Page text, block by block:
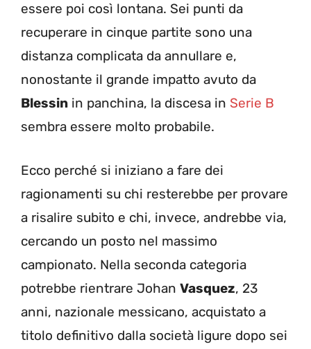
essere poi così lontana. Sei punti da
recuperare in cinque partite sono una
distanza complicata da annullare e,
nonostante il grande impatto avuto da
Blessin in panchina, la discesa in Serie B
sembra essere molto probabile.
Ecco perché si iniziano a fare dei
ragionamenti su chi resterebbe per provare
a risalire subito e chi, invece, andrebbe via,
cercando un posto nel massimo
campionato. Nella seconda categoria
potrebbe rientrare Johan Vasquez, 23
anni, nazionale messicano, acquistato a
titolo definitivo dalla società ligure dopo sei